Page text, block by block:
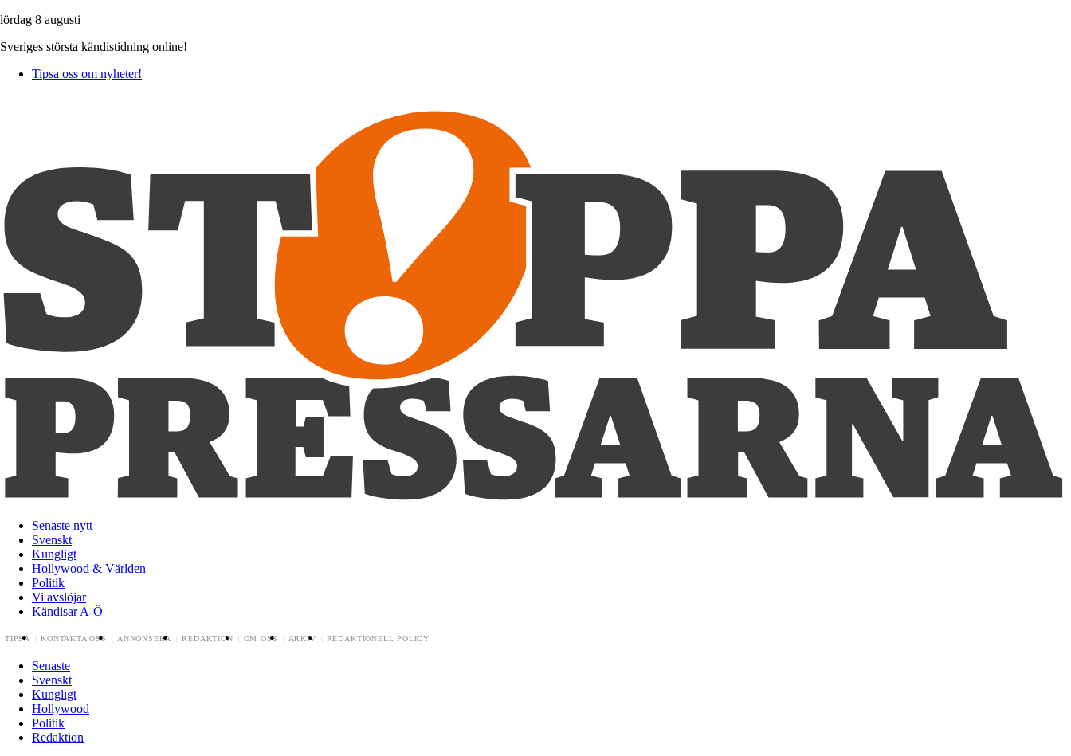
lördag 8 augusti
Sveriges största kändistidning online!
Tipsa oss om nyheter!
Senaste nytt
Svenskt
Kungligt
Hollywood & Världen
Politik
Vi avslöjar
Kändisar A-Ö
TIPSA KONTAKTA OSS ANNONSERA REDAKTION OM OSS ARKIV REDAKTIONELL POLICY
Senaste
Svenskt
Kungligt
Hollywood
Politik
Redaktion